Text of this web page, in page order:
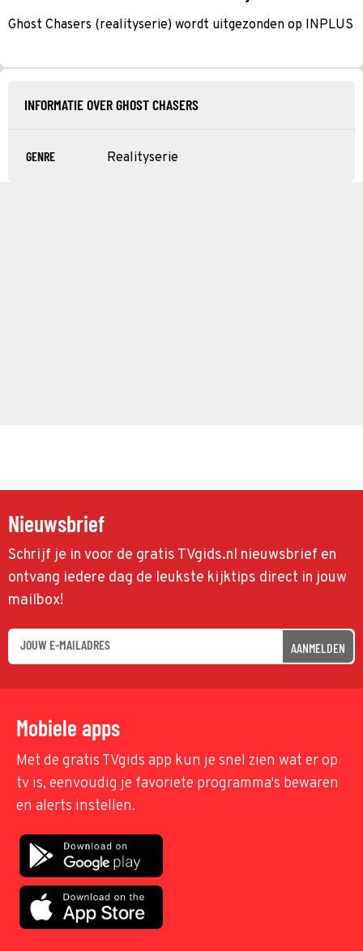
Ghost Chasers (realityserie) wordt uitgezonden op INPLUS
INFORMATIE OVER GHOST CHASERS
GENRE Realityserie
Nieuwsbrief
Schrijf je in voor de gratis TVgids.nl nieuwsbrief en
ontvang iedere dag de leukste kijktips direct in jouw
mailbox!
AANMELDEN
Mobiele apps
Met de gratis TVgids app kun je snel zien wat er op
tv is, eenvoudig je favoriete programma's bewaren
en alerts instellen.